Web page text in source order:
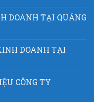
DOANH TẠI QUẢNG
DOANH TẠI
CÔNG TY